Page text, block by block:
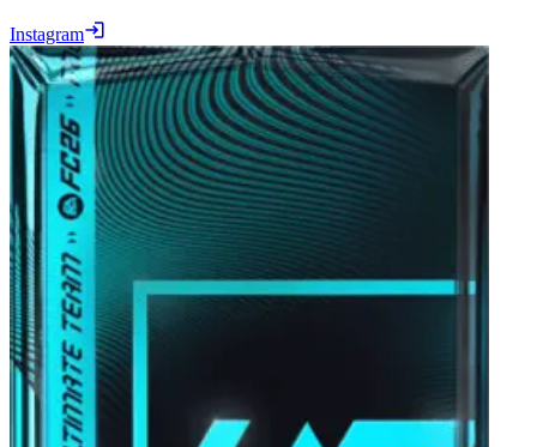
Instagram